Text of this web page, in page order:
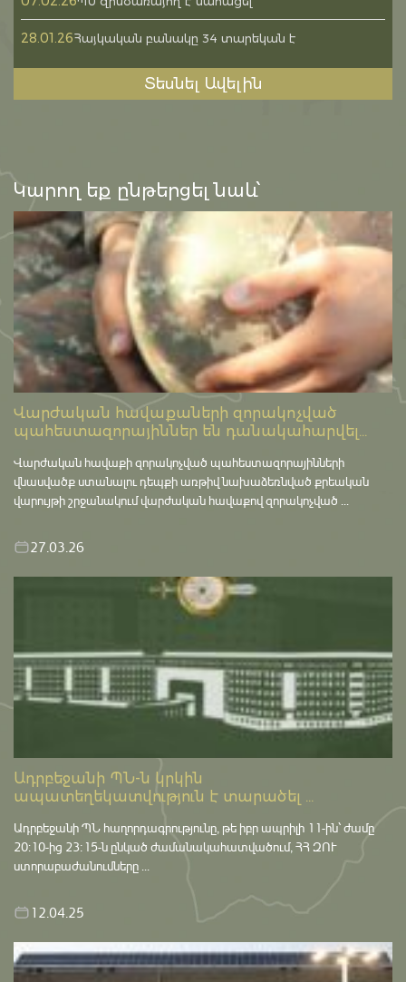
28.01.26Հայկական բանակը 34 տարեկան է
Տեսնել Ավելին
Կարող եք ընթերցել նաև՝
Վարժական հավաքաների զորակոչված
պահեստազորայիններ են դանակահարվել...
Վարժական հավաքի զորակոչված պահեստազորայինների
վնասվածք ստանալու դեպքի առթիվ նախաձեռնված քրեական
վարույթի շրջանակում վարժական հավաքով զորակոչված ...
27.03.26
Ադրբեջանի ՊՆ-ն կրկին
ապատեղեկատվություն է տարածել ...
Ադրբեջանի ՊՆ հաղորդագրությունը, թե իբր ապրիլի 11-ին՝ ժամը
20:10-ից 23։15-ն ընկած ժամանակահատվածում, ՀՀ ԶՈՒ
ստորաբաժանումները ...
12.04.25